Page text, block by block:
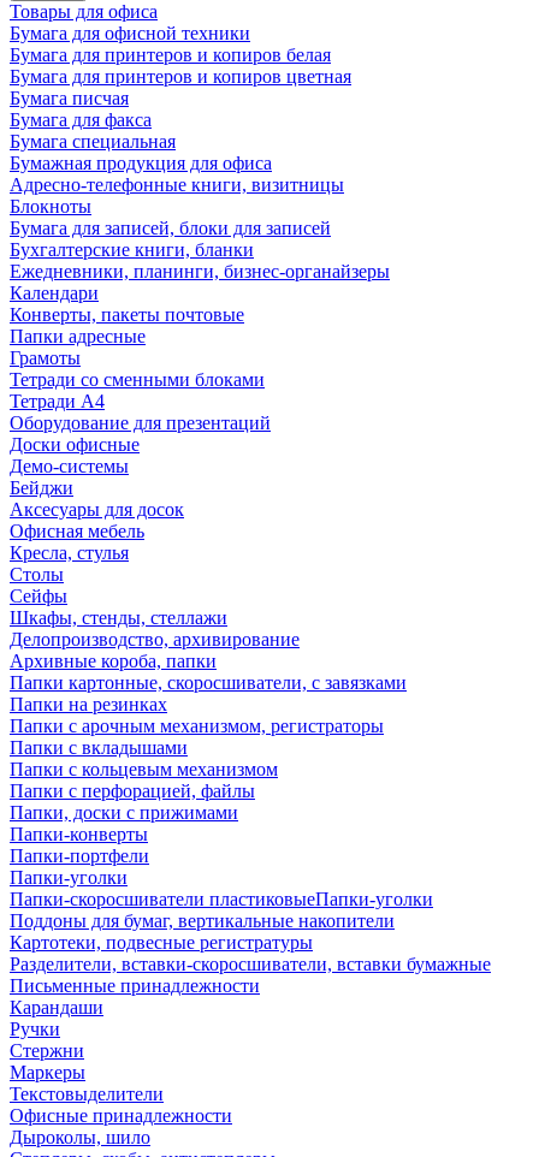
Товары для офиса
Бумага для офисной техники
Бумага для принтеров и копиров белая
Бумага для принтеров и копиров цветная
Бумага писчая
Бумага для факса
Бумага специальная
Бумажная продукция для офиса
Адресно-телефонные книги, визитницы
Блокноты
Бумага для записей, блоки для записей
Бухгалтерские книги, бланки
Ежедневники, планинги, бизнес-органайзеры
Календари
Конверты, пакеты почтовые
Папки адресные
Грамоты
Тетради со сменными блоками
Тетради А4
Оборудование для презентаций
Доски офисные
Демо-системы
Бейджи
Аксесуары для досок
Офисная мебель
Кресла, стулья
Столы
Сейфы
Шкафы, стенды, стеллажи
Делопроизводство, архивирование
Архивные короба, папки
Папки картонные, скоросшиватели, с завязками
Папки на резинках
Папки с арочным механизмом, регистраторы
Папки с вкладышами
Папки с кольцевым механизмом
Папки с перфорацией, файлы
Папки, доски с прижимами
Папки-конверты
Папки-портфели
Папки-уголки
Папки-скоросшиватели пластиковыеПапки-уголки
Поддоны для бумаг, вертикальные накопители
Картотеки, подвесные регистратуры
Разделители, вставки-скоросшиватели, вставки бумажные
Письменные принадлежности
Карандаши
Ручки
Стержни
Маркеры
Текстовыделители
Офисные принадлежности
Дыроколы, шило